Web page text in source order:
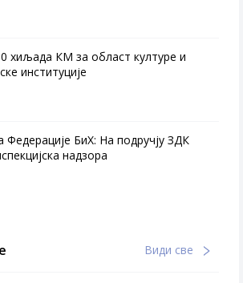
хиљада КМ за област културе и
институције
Федерације БиХ: На подручју ЗДК
надзора
Види све